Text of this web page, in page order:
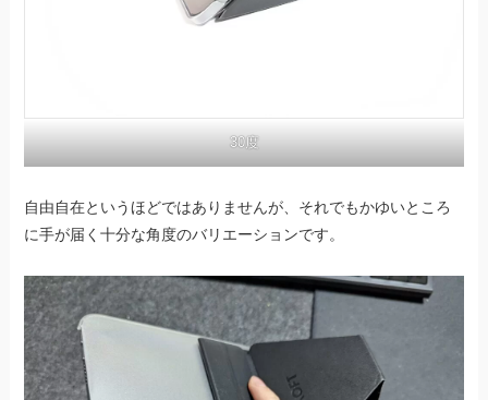
30度
自由自在というほどではありませんが、それでもかゆいところ
に手が届く十分な角度のバリエーションです。